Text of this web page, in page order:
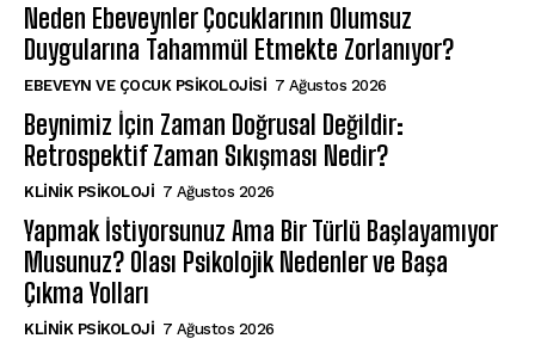
Neden Ebeveynler Çocuklarının Olumsuz
Duygularına Tahammül Etmekte Zorlanıyor?
EBEVEYN VE ÇOCUK PSIKOLOJISI 7 Ağustos 2026
Beynimiz İçin Zaman Doğrusal Değildir:
Retrospektif Zaman Sıkışması Nedir?
KLINIK PSIKOLOJI 7 Ağustos 2026
Yapmak İstiyorsunuz Ama Bir Türlü Başlayamıyor
Musunuz? Olası Psikolojik Nedenler ve Başa
Çıkma Yolları
KLINIK PSIKOLOJI 7 Ağustos 2026